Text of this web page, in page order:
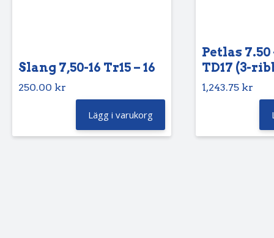
Slang 7,50-16 Tr15 – 16
250.00 kr
Lägg i varukorg
Petlas 7.50
TD17 (3-
1,243.75 kr